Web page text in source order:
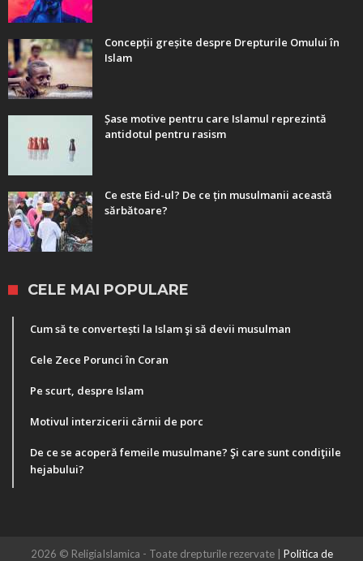
Concepții greșite despre Drepturile Omului în
Islam
Șase motive pentru care Islamul reprezintă
antidotul pentru rasism
Ce este Eid-ul? De ce țin musulmanii această
sărbătoare?
CELE MAI POPULARE
Cum să te convertești la Islam şi să devii musulman
Cele Zece Porunci în Coran
Pe scurt, despre Islam
Motivul interzicerii cărnii de porc
De ce se acoperă femeile musulmane? Şi care sunt condiţiile
hejabului?
2026 © ReligiaIslamica - Toate drepturile rezervate | Politica de